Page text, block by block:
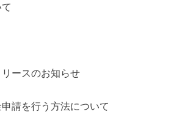
ースのお知らせ
請を行う方法について